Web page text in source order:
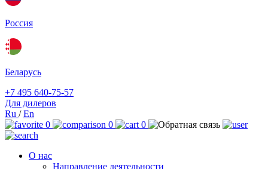
Россия
Беларусь
+7 495 640-75-57
Для дилеров
Ru /En
0
0 0
О нас
Направление деятельности